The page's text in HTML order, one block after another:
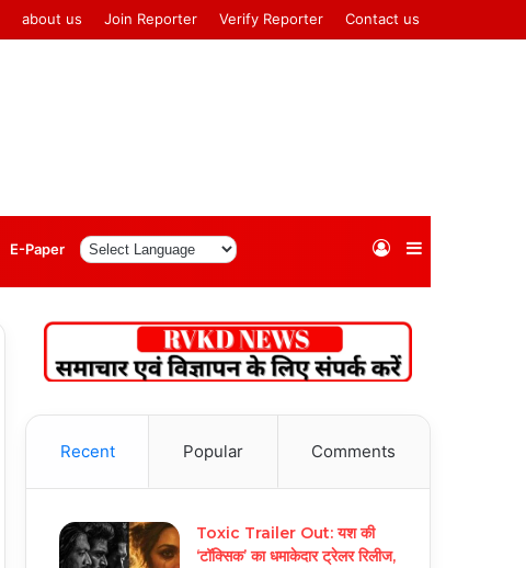
about us Join Reporter Verify Reporter Contact us
E-Paper Sidebar
Log
Recent Popular Comments
Toxic Trailer Out: यश की
‘टॉक्सिक’ का धमाकेदार ट्रेलर रिलीज,